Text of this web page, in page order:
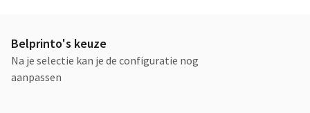
Belprinto's keuze
Na je selectie kan je de configuratie nog
aanpassen